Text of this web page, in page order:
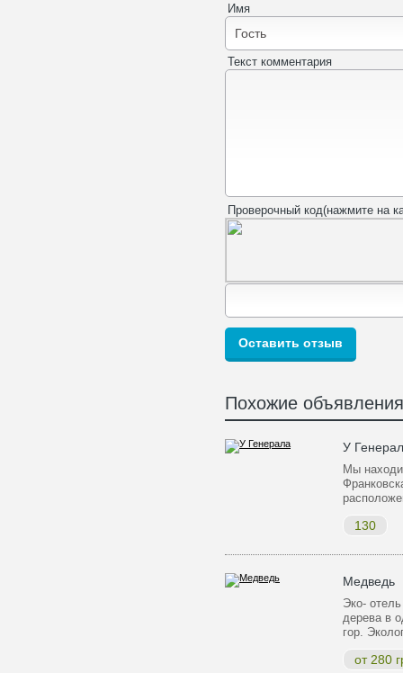
Имя
Текст комментария
Проверочный код(нажмите на
Похожие объявления
У
Мы
130
Медведь
Эко-
дерева в
гор.
от 280